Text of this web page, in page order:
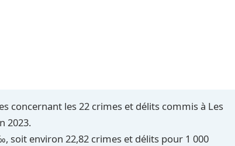
concernant les 22 crimes et délits commis à Les
2023.
soit environ 22,82 crimes et délits pour 1 000